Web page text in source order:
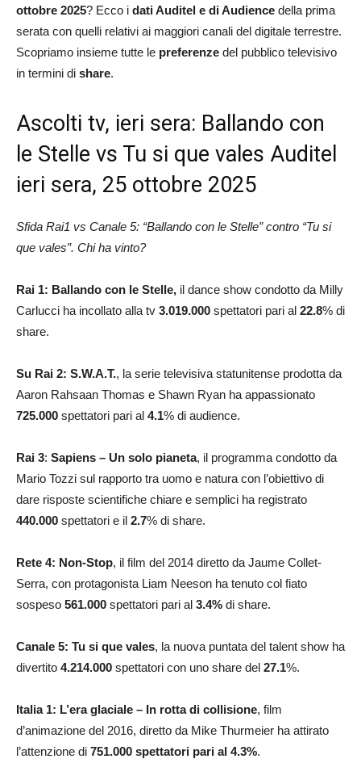
ottobre 2025? Ecco i dati Auditel e di Audience della prima
serata con quelli relativi ai maggiori canali del digitale terrestre.
Scopriamo insieme tutte le preferenze del pubblico televisivo
in termini di share.
Ascolti tv, ieri sera: Ballando con
le Stelle vs Tu si que vales Auditel
ieri sera, 25 ottobre 2025
Sfida Rai1 vs Canale 5: “Ballando con le Stelle” contro “Tu si
que vales”. Chi ha vinto?
Rai 1: Ballando con le Stelle, il dance show condotto da Milly
Carlucci ha incollato alla tv 3.019.000 spettatori pari al 22.8% di
share.
Su Rai 2: S.W.A.T., la serie televisiva statunitense prodotta da
Aaron Rahsaan Thomas e Shawn Ryan ha appassionato
725.000 spettatori pari al 4.1% di audience.
Rai 3: Sapiens – Un solo pianeta, il programma condotto da
Mario Tozzi sul rapporto tra uomo e natura con l’obiettivo di
dare risposte scientifiche chiare e semplici ha registrato
440.000 spettatori e il 2.7% di share.
Rete 4: Non-Stop, il film del 2014 diretto da Jaume Collet-
Serra, con protagonista Liam Neeson ha tenuto col fiato
sospeso 561.000 spettatori pari al 3.4% di share.
Canale 5: Tu si que vales, la nuova puntata del talent show ha
divertito 4.214.000 spettatori con uno share del 27.1%.
Italia 1: L’era glaciale – In rotta di collisione, film
d’animazione del 2016, diretto da Mike Thurmeier ha attirato
l’attenzione di 751.000 spettatori pari al 4.3%.